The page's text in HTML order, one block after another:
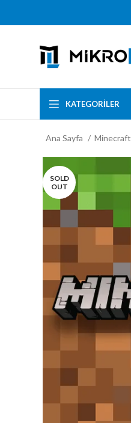
KATEGORILER
Ana Sayfa Minecraft
SOLD
OUT